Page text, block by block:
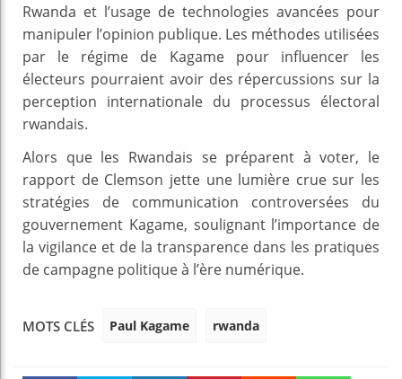
Rwanda et l’usage de technologies avancées pour
manipuler l’opinion publique. Les méthodes utilisées
par le régime de Kagame pour influencer les
électeurs pourraient avoir des répercussions sur la
perception internationale du processus électoral
rwandais.
Alors que les Rwandais se préparent à voter, le
rapport de Clemson jette une lumière crue sur les
stratégies de communication controversées du
gouvernement Kagame, soulignant l’importance de
la vigilance et de la transparence dans les pratiques
de campagne politique à l’ère numérique.
MOTS CLÉS Paul Kagame rwanda